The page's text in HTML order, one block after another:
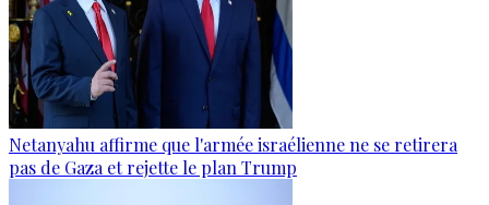
Netanyahu affirme que l'armée israélienne ne se retirera
pas de Gaza et rejette le plan Trump